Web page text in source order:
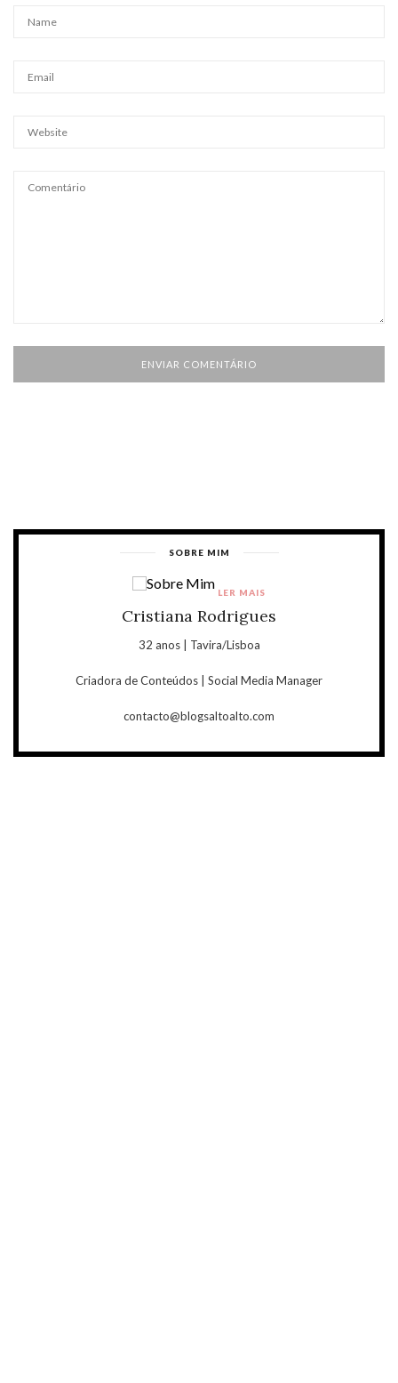
SOBRE MIM
Cristiana Rodrigues
32 anos | Tavira/Lisboa
Criadora de Conteúdos | Social Media Manager
contacto@blogsaltoalto.com
LER MAIS